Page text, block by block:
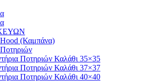
(Καμπάνα)
Ποτηριών Καλάθι 35×35
Ποτηριών Καλάθι 37×37
Ποτηριών Καλάθι 40×40